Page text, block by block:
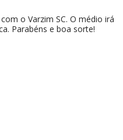
o Varzim SC. O médio irá
Parabéns e boa sorte!